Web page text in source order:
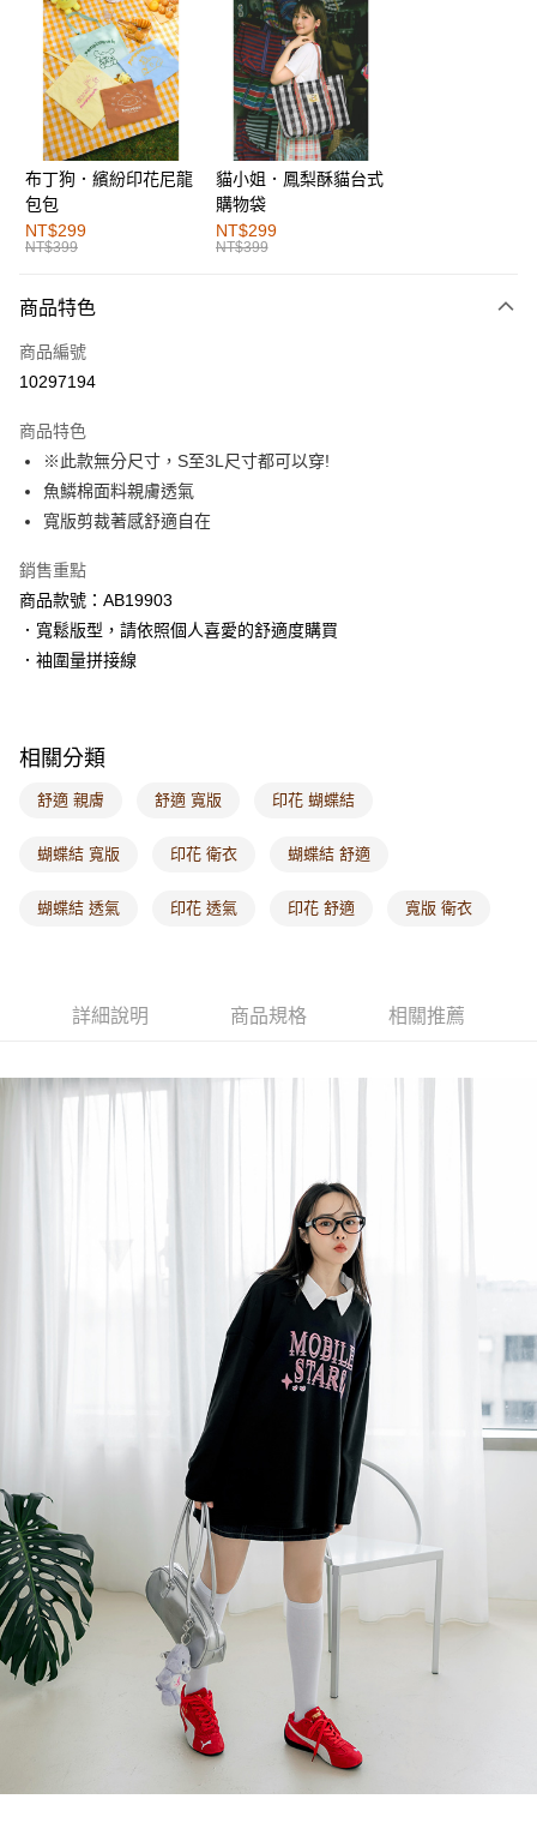
超商取貨付款
LINE Pay
街口支付
運送方式
全家取貨付款
每筆NT$60，滿NT$1,000(含以上)免運費
付款後全家取貨
萊爾富取貨付款
付款後萊爾富取貨
每筆NT$60，滿NT$1,000(含以上)免運費
7-11取貨付款
每筆NT$60，滿NT$1,000(含以上)免運費
付款後7-11取貨
每筆NT$60，滿NT$1,000(含以上)免運費
付款後門市自取
每筆NT$60，滿NT$1,000(含以上)免運費
布丁狗．繽紛印花尼龍
包包
NT$299
NT$399
貓小姐．鳳梨酥貓台式
購物袋
NT$299
NT$399
商品特色
商品編號
10297194
商品特色
※此款無分尺寸，S至3L尺寸都可以穿!
魚鱗棉面料親膚透氣
寬版剪裁著感舒適自在
銷售重點
商品款號：AB19903
．寬鬆版型，請依照個人喜愛的舒適度購買
．袖圍量拼接線
相關分類
舒適 親膚 舒適 寬版 印花 蝴蝶結
蝴蝶結 寬版 印花 衛衣 蝴蝶結 舒適
蝴蝶結 透氣 印花 透氣 印花 舒適 寬版 衛衣
詳細說明 商品規格 相關推薦